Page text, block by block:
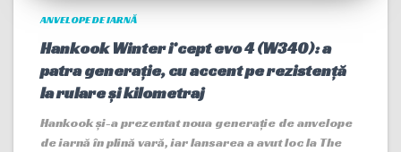
ANVELOPE DE IARNĂ
Hankook Winter i*cept evo 4 (W340): a
patra generație, cu accent pe rezistență
la rulare și kilometraj
Hankook și-a prezentat noua generație de anvelope
de iarnă în plină vară, iar lansarea a avut loc la The